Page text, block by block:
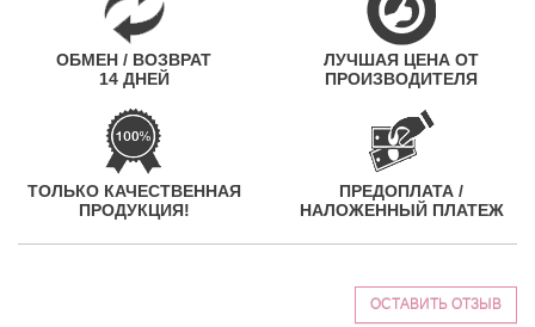
ОБМЕН / ВОЗВРАТ
14 ДНЕЙ
ЛУЧШАЯ ЦЕНА ОТ
ПРОИЗВОДИТЕЛЯ
ТОЛЬКО КАЧЕСТВЕННАЯ
ПРОДУКЦИЯ!
ПРЕДОПЛАТА /
НАЛОЖЕННЫЙ ПЛАТЕЖ
ОСТАВИТЬ ОТЗЫВ